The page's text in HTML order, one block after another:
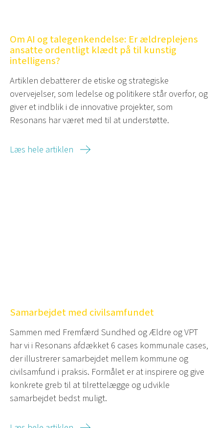
Om AI og talegenkendelse: Er ældreplejens
ansatte ordentligt klædt på til kunstig
intelligens?
Artiklen debatterer de etiske og strategiske
overvejelser, som ledelse og politikere står overfor, og
giver et indblik i de innovative projekter, som
Resonans har været med til at understøtte.
Læs hele artiklen
Samarbejdet med civilsamfundet
Sammen med Fremfærd Sundhed og Ældre og VPT
har vi i Resonans afdækket 6 cases kommunale cases,
der illustrerer samarbejdet mellem kommune og
civilsamfund i praksis. Formålet er at inspirere og give
konkrete greb til at tilrettelægge og udvikle
samarbejdet bedst muligt.